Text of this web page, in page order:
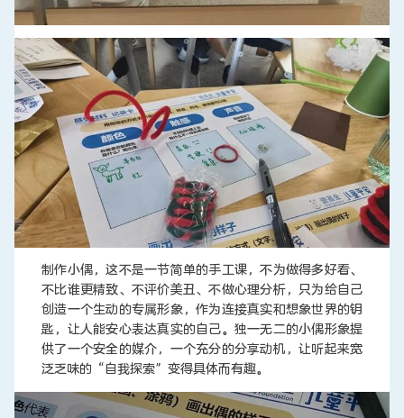
制作小偶，这不是一节简单的手工课，不为做得多好看、
不比谁更精致、不评价美丑、不做心理分析，只为给自己
创造一个生动的专属形象，作为连接真实和想象世界的钥
匙，让人能安心表达真实的自己。独一无二的小偶形象提
供了一个安全的媒介，一个充分的分享动机，让听起来宽
泛乏味的“自我探索”变得具体而有趣。